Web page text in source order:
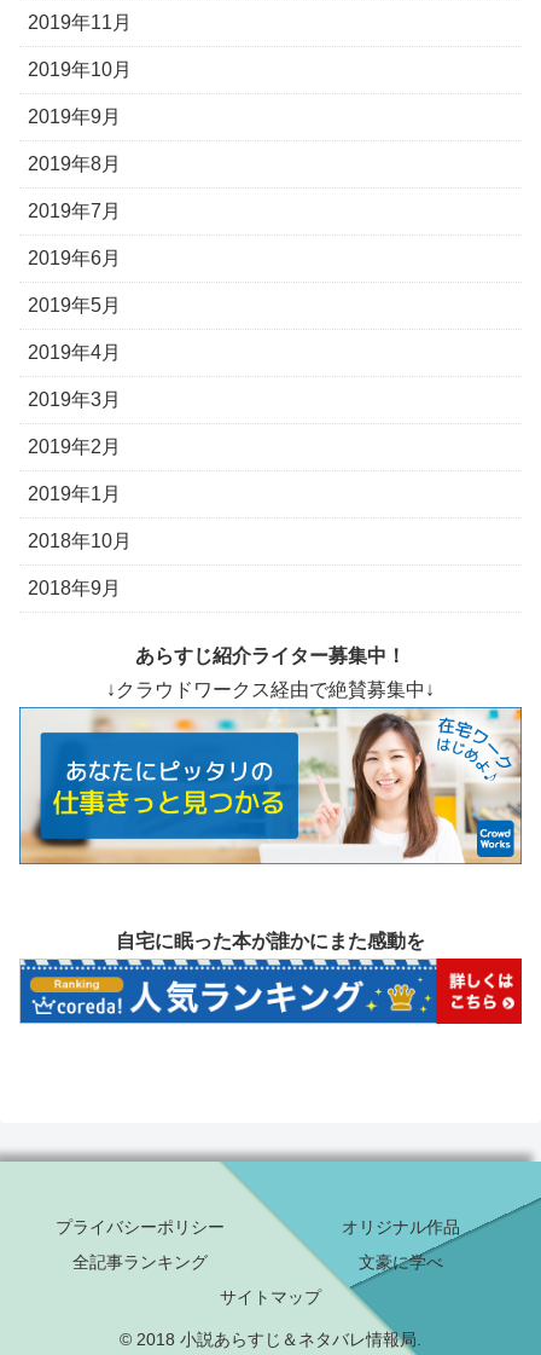
2019年11月
2019年10月
2019年9月
2019年8月
2019年7月
2019年6月
2019年5月
2019年4月
2019年3月
2019年2月
2019年1月
2018年10月
2018年9月
あらすじ紹介ライター募集中！
↓クラウドワークス経由で絶賛募集中↓
自宅に眠った本が誰かにまた感動を
プライバシーポリシー
オリジナル作品
全記事ランキング
文豪に学べ
サイトマップ
© 2018 小説あらすじ＆ネタバレ情報局.